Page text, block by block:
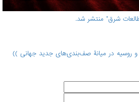
روسیه در میانۀ صف‌بندی‌های جدید جهانی ))